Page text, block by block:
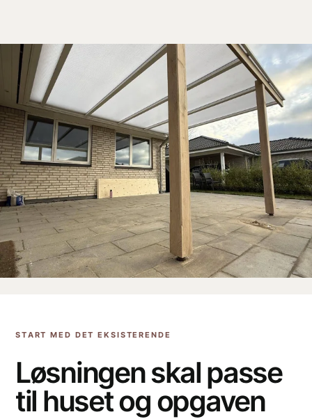
START MED DET EKSISTERENDE
Løsningen skal passe
til huset og opgaven